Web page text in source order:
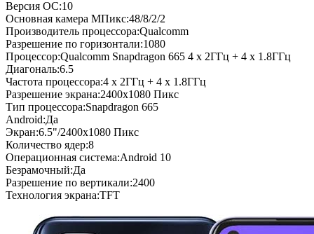
Версия ОС:10
Основная камера МПикс:48/8/2/2
Производитель процессора:Qualcomm
Разрешение по горизонтали:1080
Процессор:Qualcomm Snapdragon 665 4 x 2ГГц + 4 x 1.8ГГц
Диагональ:6.5
Частота процессора:4 x 2ГГц + 4 x 1.8ГГц
Разрешение экрана:2400x1080 Пикс
Тип процессора:Snapdragon 665
Android:Да
Экран:6.5"/2400x1080 Пикс
Количество ядер:8
Операционная система:Android 10
Безрамочный:Да
Разрешение по вертикали:2400
Технология экрана:TFT